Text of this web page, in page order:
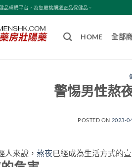
品網購平台，為您嚴挑細選正品保健品。
HOME 全部
警惕男性熬
POSTED ON 2023-
人來說， 熬夜已經成為生活方式的